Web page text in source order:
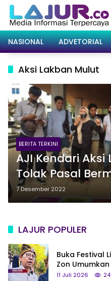
Langsung
konten
NASIONAL
ADVETORIAL
Aksi Lakban Mulut
BERITA TERKINI
AJI Kendari
Tolak Pasal
7 Desember 2022
LAJUR POPULER
Buka Festival
Zon
Status Jadi
11 Juli 2026